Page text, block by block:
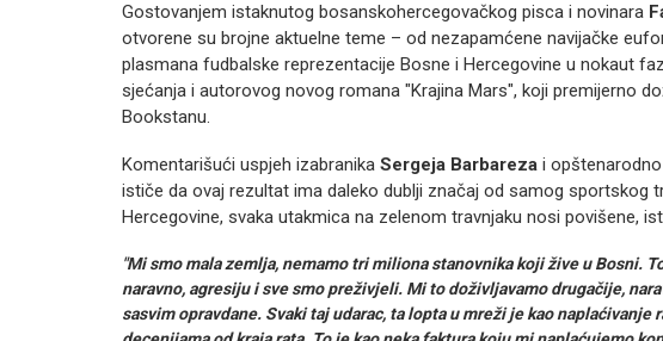
Gostovanjem istaknutog bosanskohercegovačkog pisca i novinara
otvorene su brojne aktuelne teme – od nezapamćene navijačke
plasmana fudbalske reprezentacije Bosne i Hercegovine u nokaut
sjećanja i autorovog novog romana "Krajina Mars", koji premijerno
Bookstanu.
Komentarišući uspjeh izabranika Sergeja Barbareza i
ističe da ovaj rezultat ima daleko dublji značaj od samog sportskog
Hercegovine, svaka utakmica na zelenom travnjaku nosi povišene,
"Mi smo mala zemlja, nemamo tri miliona stanovnika koji žive u Bosni.
naravno, agresiju i sve smo preživjeli. Mi to doživljavamo drugačije,
sasvim opravdane. Svaki taj udarac, ta lopta u mreži je kao naplaćivanje